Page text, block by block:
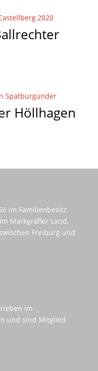
Höllhagen
im Familienbesitz
Markgräfler Land,
Freiburg und
im
und sind Mitglied